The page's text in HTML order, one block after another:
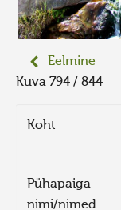
Eelmine
Kuva 794 / 844
Koht
Pühapaiga
nimi/nimed